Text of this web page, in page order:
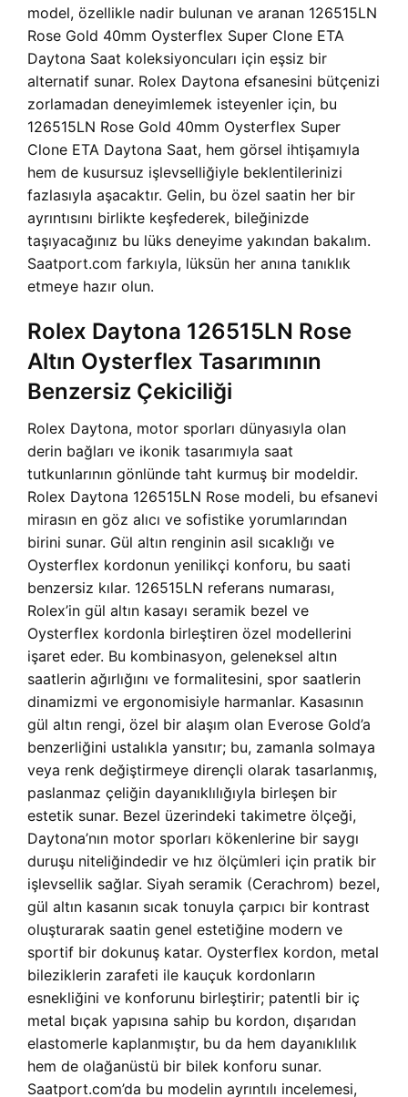
model, özellikle nadir bulunan ve aranan 126515LN
Rose Gold 40mm Oysterflex Super Clone ETA
Daytona Saat koleksiyoncuları için eşsiz bir
alternatif sunar. Rolex Daytona efsanesini bütçenizi
zorlamadan deneyimlemek isteyenler için, bu
126515LN Rose Gold 40mm Oysterflex Super
Clone ETA Daytona Saat, hem görsel ihtişamıyla
hem de kusursuz işlevselliğiyle beklentilerinizi
fazlasıyla aşacaktır. Gelin, bu özel saatin her bir
ayrıntısını birlikte keşfederek, bileğinizde
taşıyacağınız bu lüks deneyime yakından bakalım.
Saatport.com farkıyla, lüksün her anına tanıklık
etmeye hazır olun.
Rolex Daytona 126515LN Rose
Altın Oysterflex Tasarımının
Benzersiz Çekiciliği
Rolex Daytona, motor sporları dünyasıyla olan
derin bağları ve ikonik tasarımıyla saat
tutkunlarının gönlünde taht kurmuş bir modeldir.
Rolex Daytona 126515LN Rose modeli, bu efsanevi
mirasın en göz alıcı ve sofistike yorumlarından
birini sunar. Gül altın renginin asil sıcaklığı ve
Oysterflex kordonun yenilikçi konforu, bu saati
benzersiz kılar. 126515LN referans numarası,
Rolex’in gül altın kasayı seramik bezel ve
Oysterflex kordonla birleştiren özel modellerini
işaret eder. Bu kombinasyon, geleneksel altın
saatlerin ağırlığını ve formalitesini, spor saatlerin
dinamizmi ve ergonomisiyle harmanlar. Kasasının
gül altın rengi, özel bir alaşım olan Everose Gold’a
benzerliğini ustalıkla yansıtır; bu, zamanla solmaya
veya renk değiştirmeye dirençli olarak tasarlanmış,
paslanmaz çeliğin dayanıklılığıyla birleşen bir
estetik sunar. Bezel üzerindeki takimetre ölçeği,
Daytona’nın motor sporları kökenlerine bir saygı
duruşu niteliğindedir ve hız ölçümleri için pratik bir
işlevsellik sağlar. Siyah seramik (Cerachrom) bezel,
gül altın kasanın sıcak tonuyla çarpıcı bir kontrast
oluşturarak saatin genel estetiğine modern ve
sportif bir dokunuş katar. Oysterflex kordon, metal
bileziklerin zarafeti ile kauçuk kordonların
esnekliğini ve konforunu birleştirir; patentli bir iç
metal bıçak yapısına sahip bu kordon, dışarıdan
elastomerle kaplanmıştır, bu da hem dayanıklılık
hem de olağanüstü bir bilek konforu sunar.
Saatport.com’da bu modelin ayrıntılı incelemesi,